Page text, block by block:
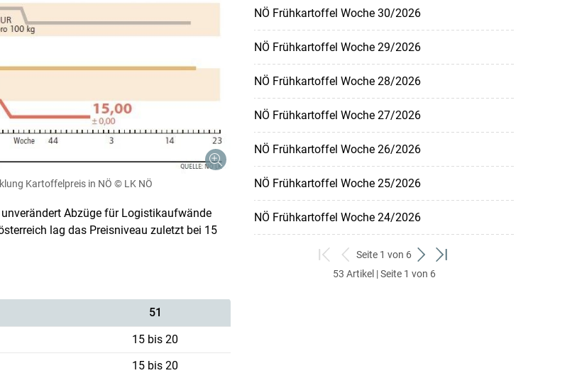
Skip to main content
Kartoffelpreis in NÖ © LK NÖ
Abzüge für Logistikaufwände
lag das Preisniveau zuletzt bei 15
51
15 bis 20
15 bis 20
NÖ Frühkartoffel Woche 30/2026
NÖ Frühkartoffel Woche 29/2026
NÖ Frühkartoffel Woche 28/2026
NÖ Frühkartoffel Woche 27/2026
NÖ Frühkartoffel Woche 26/2026
NÖ Frühkartoffel Woche 25/2026
NÖ Frühkartoffel Woche 24/2026
zum
ersten
zurück
zum
Seite 1 von 6
weiter
zum
zum
53 Artikel | Seite 1 von 6